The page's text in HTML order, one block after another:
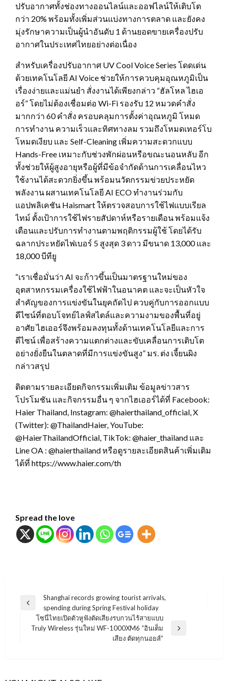
ปรับอากาศทั้งช่องทางออนไลน์และออฟไลน์ให้เติบโต
กว่า 20% พร้อมทั้งเพิ่มส่วนแบ่งทางการตลาด และยังคง
มุ่งรักษาความเป็นผู้นำอันดับ 1 ด้านยอดขายเครื่องปรับ
อากาศในประเทศไทยอย่างต่อเนื่อง
สำหรับเครื่องปรับอากาศ UV Cool Voice Series โดดเด่น
ด้วยเทคโนโลยี AI Voice ช่วยให้การควบคุมอุณหภูมิเป็น
เรื่องง่ายและแม่นยำ สั่งงานได้เพียงกล่าว “ฮัลโหล ไฮเอ
อร์” โดยไม่ต้องเชื่อมต่อ Wi-Fi รองรับ 12 หมวดคำสั่ง
มากกว่า 60 คำสั่ง ครอบคลุมการตั้งค่าอุณหภูมิ โหมด
การทำงาน ความเร็วและทิศทางลม รวมถึงโหมดเทอร์โบ
โหมดเงียบ และ Self-Cleaning เพิ่มความสะดวกแบบ
Hands-Free เหมาะกับช่วงพักผ่อนหรือขณะนอนหลับ อีก
ทั้งช่วยให้ผู้สูงอายุหรือผู้ที่มีข้อจำกัดด้านการเคลื่อนไหว
ใช้งานได้สะดวกยิ่งขึ้น พร้อมนวัตกรรมข่วยประหยัด
พลังงาน ผสานเทคโนโลยี AI ECO ทำงานร่วมกับ
แอปพลิเคชัน Haismart ให้ตรวจสอบการใช้ไฟแบบเรียล
ไทม์ ตั้งเป้าการใช้ไฟรายสัปดาห์หรือรายเดือน พร้อมแจ้ง
เตือนและปรับการทำงานตามพฤติกรรมผู้ใช้ โดยได้รับ
ฉลากประหยัดไฟเบอร์ 5 สูงสุด 3 ดาว มีขนาด 13,000 และ
18,000 บีทียู
“เราเชื่อมั่นว่า AI จะก้าวขึ้นเป็นมาตรฐานใหม่ของ
อุตสาหกรรมเครื่องใช้ไฟฟ้าในอนาคต และจะเป็นหัวใจ
สำคัญของการแข่งขันในยุคถัดไป ควบคู่กับการออกแบบ
ดีไซน์ที่ตอบโจทย์ไลฟ์สไตล์และความงามของพื้นที่อยู่
อาศัย ไฮเออร์จึงพร้อมลงทุนทั้งด้านเทคโนโลยีและการ
ดีไซน์ เพื่อสร้างความแตกต่างและขับเคลื่อนการเติบโต
อย่างยั่งยืนในตลาดที่มีการแข่งขันสูง” มร. ต่ง เจี้ยนผิง
กล่าวสรุป
ติดตามรายละเอียดกิจกรรมเพิ่มเติม ข้อมูลข่าวสาร
โปรโมชัน และกิจกรรมอื่น ๆ จากไฮเออร์ได้ที่ Facebook:
Haier Thailand, Instagram: @haierthailand_official, X
(Twitter): @ThailandHaier, YouTube:
@HaierThailandOfficial, TikTok: @haier_thailand และ
Line OA : @haierthailand หรือดูรายละเอียดสินค้าเพิ่มเติม
ได้ที่ https://www.haier.com/th
Spread the love
แนะแนว
เรื่อง
Previous
Shanghai records growing tourist arrivals,
spending during Spring Festival holiday
Next
โซนี่ไทยเปิดตัวหูฟังตัดเสียงรบกวนไร้สายแบบ
Truly Wireless รุ่นใหม่ WF-1000XM6 “อินเต็ม
เสียง ตัดทุกนอยส์”